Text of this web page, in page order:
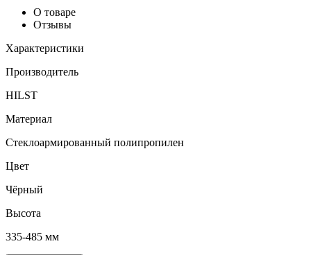
О товаре
Отзывы
Характеристики
Производитель
HILST
Материал
Стеклоармированный полипропилен
Цвет
Чёрный
Высота
335-485 мм